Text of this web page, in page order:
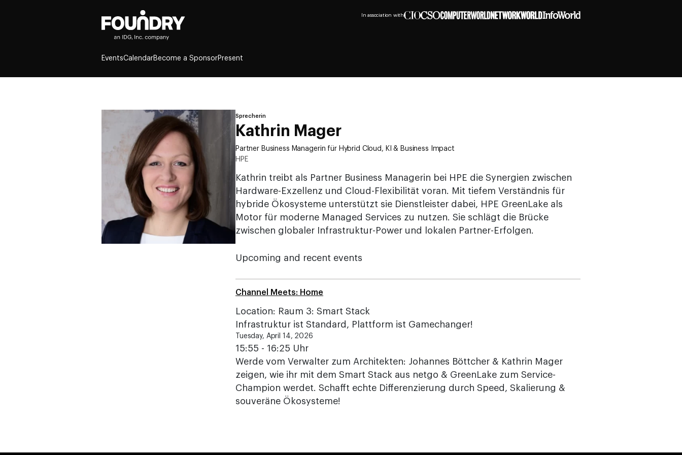
In association with
EventsCalendarBecome a SponsorPresent
Sprecherin
Kathrin Mager
Partner Business Managerin für Hybrid Cloud, KI & Business Impact
HPE
Kathrin treibt als Partner Business Managerin bei HPE die Synergien zwischen
Hardware-Exzellenz und Cloud-Flexibilität voran. Mit tiefem Verständnis für
hybride Ökosysteme unterstützt sie Dienstleister dabei, HPE GreenLake als
Motor für moderne Managed Services zu nutzen. Sie schlägt die Brücke
zwischen globaler Infrastruktur-Power und lokalen Partner-Erfolgen.
Upcoming and recent events
Channel Meets: Home
Location: Raum 3: Smart Stack
Infrastruktur ist Standard, Plattform ist Gamechanger!
Tuesday, April 14, 2026
15:55 - 16:25 Uhr
Werde vom Verwalter zum Architekten: Johannes Böttcher & Kathrin Mager
zeigen, wie ihr mit dem Smart Stack aus netgo & GreenLake zum Service-
Champion werdet. Schafft echte Differenzierung durch Speed, Skalierung &
souveräne Ökosysteme!